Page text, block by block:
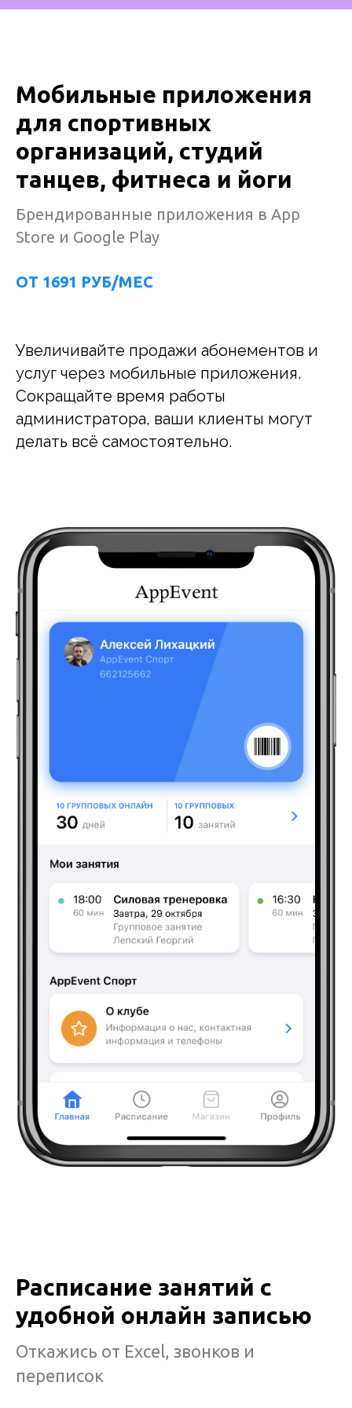
Мобильные приложения
для спортивных
организаций, студий
танцев, фитнеса и йоги
Брендированные приложения в App
Store и Google Play
ОТ 1691 РУБ/МЕС
Увеличивайте продажи абонементов и
услуг через мобильные приложения.
Сокращайте время работы
администратора, ваши клиенты могут
делать всё самостоятельно.
Расписание занятий с
удобной онлайн записью
Откажись от Excel, звонков и
переписок